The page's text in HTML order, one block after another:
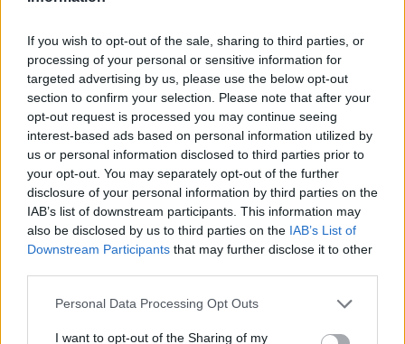
If you wish to opt-out of the sale, sharing to third parties, or
processing of your personal or sensitive information for
targeted advertising by us, please use the below opt-out
section to confirm your selection. Please note that after your
opt-out request is processed you may continue seeing
interest-based ads based on personal information utilized by
us or personal information disclosed to third parties prior to
your opt-out. You may separately opt-out of the further
disclosure of your personal information by third parties on the
IAB’s list of downstream participants. This information may
also be disclosed by us to third parties on the IAB’s List of
Downstream Participants that may further disclose it to other
Personal Data Processing Opt Outs
I want to opt-out of the Sharing of my
ΔΕΙΤΕ ΕΠΙΣΗΣ
ΣΤΗΝ ΙΔΙΑ ΚΑΤΗΓΟΡΙΑ
«Θέλω τον μπαμπά μου»: Το
βίντεο της μεθυσμένης οδηγού
που σκότωσε νύφη ώρες μετά
τον γάμο της
ΧΤΕΣ
Η Jamie Lee Komoroski, με αλκοόλ
πάνω στο golf cart των νεόνυμφων στο
Folly Beach - τώρα νέο υλικό από το
συμπεριφορά της λίγο μετά τη μοιραία